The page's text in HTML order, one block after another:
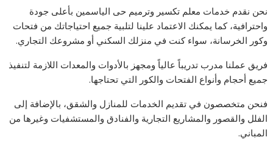
نحن نقدم خدمات معلم تكسير وترميم حى الياسمين بأعلى جودة
واحترافية، كما يمكنك الاعتماد علينا لتلبية جميع احتياجاتك من فتحات
وكور الخرسانة، سواء كنت في منزلك السكني أو مشروعك التجاري.
فريق عملنا مدرب تدريباً عالياً ومجهز بالأدوات والمعدات اللازمة لتنفيذ
جميع أحجام وأنواع الفتحات والكور التي تحتاجها.
فنحن متخصصون في تقديم الخدمات للمنازل والشقق، بالإضافة إلى
الفلل والقصور والمشاريع التجارية والفنادق والمستشفيات وغيرها من
المباني.